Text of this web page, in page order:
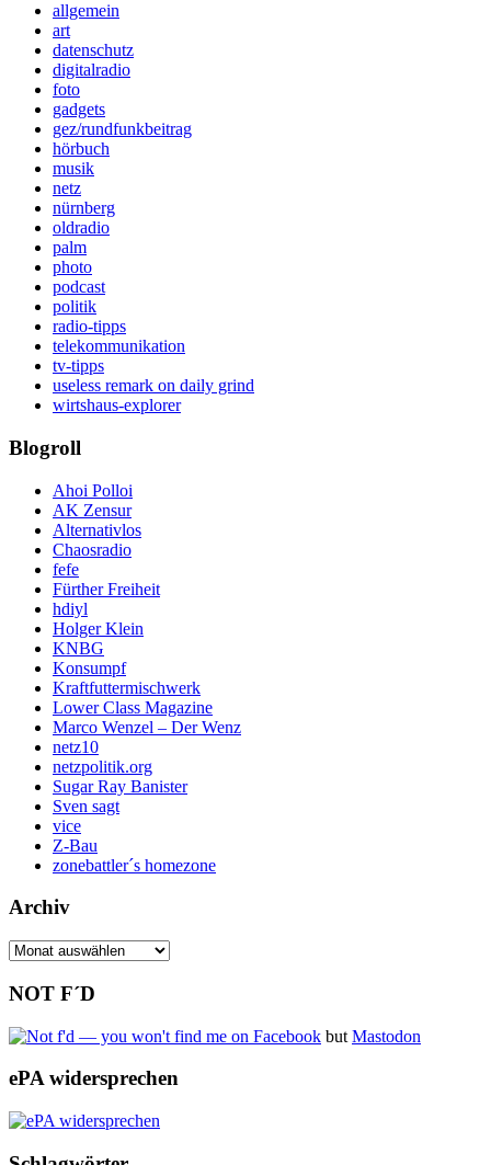
allgemein
art
datenschutz
digitalradio
foto
gadgets
gez/rundfunkbeitrag
hörbuch
musik
netz
nürnberg
oldradio
palm
photo
podcast
politik
radio-tipps
telekommunikation
tv-tipps
useless remark on daily grind
wirtshaus-explorer
Blogroll
Ahoi Polloi
AK Zensur
Alternativlos
Chaosradio
fefe
Fürther Freiheit
hdiyl
Holger Klein
KNBG
Konsumpf
Kraftfuttermischwerk
Lower Class Magazine
Marco Wenzel – Der Wenz
netz10
netzpolitik.org
Sugar Ray Banister
Sven sagt
vice
Z-Bau
zonebattler´s homezone
Archiv
Archiv
NOT F´D
but Mastodon
ePA widersprechen